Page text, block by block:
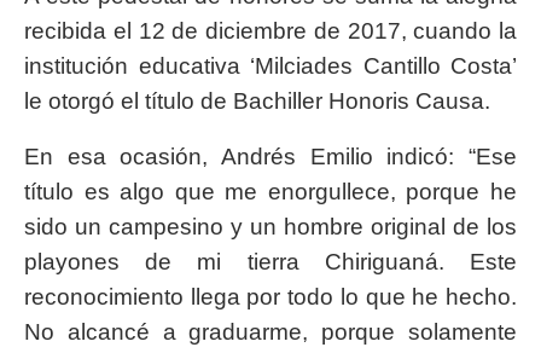
recibida el 12 de diciembre de 2017, cuando la
institución educativa ‘Milciades Cantillo Costa’
le otorgó el título de Bachiller Honoris Causa.
En esa ocasión, Andrés Emilio indicó: “Ese
título es algo que me enorgullece, porque he
sido un campesino y un hombre original de los
playones de mi tierra Chiriguaná. Este
reconocimiento llega por todo lo que he hecho.
No alcancé a graduarme, porque solamente